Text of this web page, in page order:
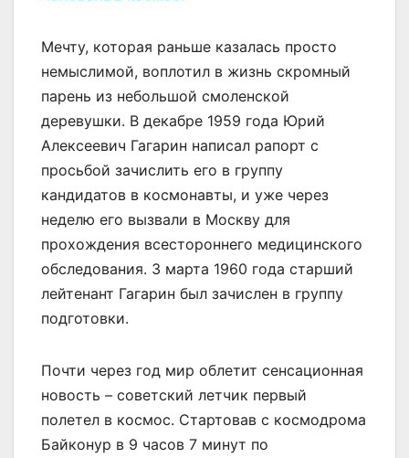
Мечту, которая раньше казалась просто
немыслимой, воплотил в жизнь скромный
парень из небольшой смоленской
деревушки. В декабре 1959 года Юрий
Алексеевич Гагарин написал рапорт с
просьбой зачислить его в группу
кандидатов в космонавты, и уже через
неделю его вызвали в Москву для
прохождения всестороннего медицинского
обследования. 3 марта 1960 года старший
лейтенант Гагарин был зачислен в группу
подготовки.
Почти через год мир облетит сенсационная
новость – советский летчик первый
полетел в космос. Стартовав с космодрома
Байконур в 9 часов 7 минут по